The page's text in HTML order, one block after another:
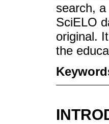
search,
SciELO
original.
the